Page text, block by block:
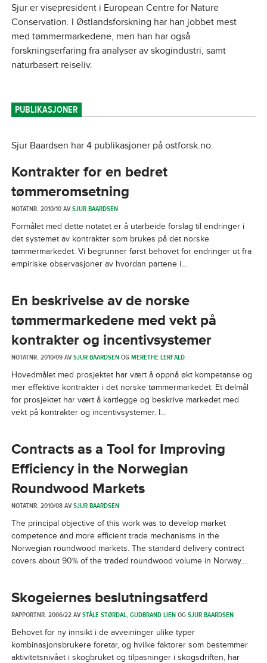
Sjur er visepresident i European Centre for Nature
Conservation. I Østlandsforskning har han jobbet mest
med tømmermarkedene, men han har også
forskningserfaring fra analyser av skogindustri, samt
naturbasert reiseliv.
PUBLIKASJONER
Sjur Baardsen har 4 publikasjoner på ostforsk.no.
Kontrakter for en bedret
tømmeromsetning
NOTATNR. 2010/10 AVSJUR BAARDSEN
Formålet med dette notatet er å utarbeide forslag til endringer i
det systemet av kontrakter som brukes på det norske
tømmermarkedet. Vi begrunner først behovet for endringer ut fra
empiriske observasjoner av hvordan partene i...
En beskrivelse av de norske
tømmermarkedene med vekt på
kontrakter og incentivsystemer
NOTATNR. 2010/09 AVSJUR BAARDSENOGMERETHE LERFALD
Hovedmålet med prosjektet har vært å oppnå økt kompetanse og
mer effektive kontrakter i det norske tømmermarkedet. Et delmål
for prosjektet har vært å kartlegge og beskrive markedet med
vekt på kontrakter og incentivsystemer. I...
Contracts as a Tool for Improving
Efficiency in the Norwegian
Roundwood Markets
NOTATNR. 2010/08 AVSJUR BAARDSEN
The principal objective of this work was to develop market
competence and more efficient trade mechanisms in the
Norwegian roundwood markets. The standard delivery contract
covers about 90% of the traded roundwood volume in Norway....
Skogeiernes beslutningsatferd
RAPPORTNR. 2006/22 AVSTÅLE STØRDAL,GUDBRAND LIENOGSJUR BAARDSEN
Behovet for ny innsikt i de avveininger ulike typer
kombinasjonsbrukere foretar, og hvilke faktorer som bestemmer
aktivitetsnivået i skogbruket og tilpasninger i skogsdriften, har